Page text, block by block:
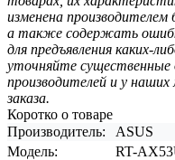
изменена производителем
а также содержать
для предъявления каких-
уточняйте существенные
производителей и у
заказа.
Коротко о товаре
Производитель:
ASUS
Модель:
RT-